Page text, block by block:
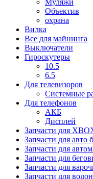
Объектив
охрана
Вилка
Все для майнинга
Выключатели
Гироскутеры
10.5
6.5
Для телевизоров
Системные
Для телефонов
АКБ
Дисплей
Запчасти для
Запчасти для авто
Запчасти для
Запчасти для
Запчасти для
Запчасти для